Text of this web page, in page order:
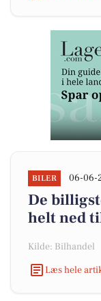
BILER 06-06-
De
helt ned
Kilde: Bilhandel
Læs hele